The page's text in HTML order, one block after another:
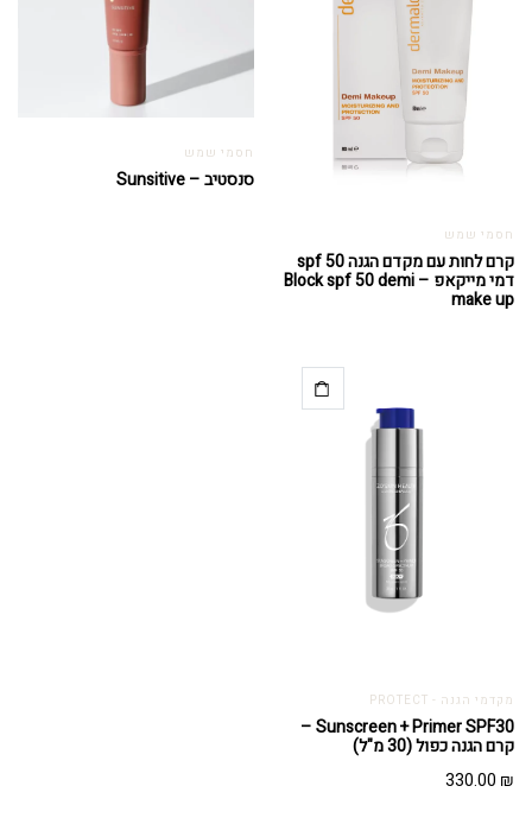
חסמי שמש
קרם לחות עם מקדם הגנה spf 50
דמי מייקאפ – Block spf 50 demi
make up
חסמי שמש
סנסטיב – Sunsitive
מקדמי הגנה - PROTECT
Sunscreen + Primer SPF30 –
קרם הגנה כפול (30 מ"ל)
330.00 ₪